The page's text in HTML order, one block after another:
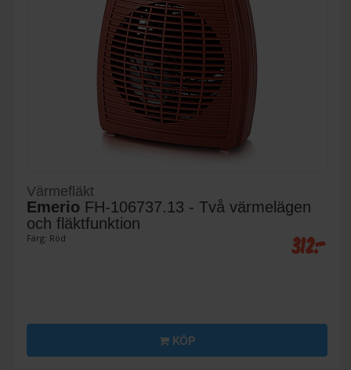
Värmefläkt
Emerio FH-106737.13 - Två värmelägen
och fläktfunktion
Färg: Röd 312:-
KÖP